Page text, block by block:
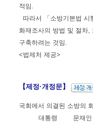
적임.
따라서 「소방기본법 시
화재조사의 방법 및 절차,
구축하려는 것임.
<법제처 제공>
【제정·개정문】
국회에서 의결된 소방의
대통령 문재인 (